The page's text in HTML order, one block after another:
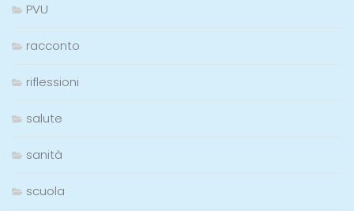
PVU
racconto
riflessioni
salute
sanità
scuola